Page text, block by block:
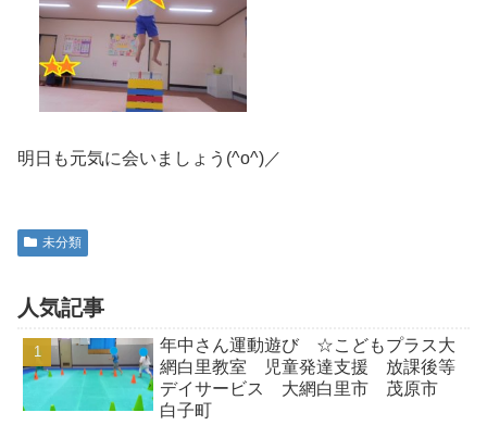
明日も元気に会いましょう(^o^)／
未分類
人気記事
年中さん運動遊び ☆こどもプラス大
網白里教室 児童発達支援 放課後等
デイサービス 大網白里市 茂原市
白子町